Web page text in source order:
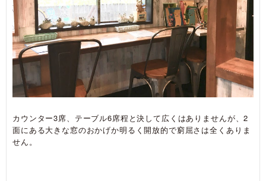
カウンター3席、テーブル6席程と決して広くはありませんが、2
面にある大きな窓のおかげか明るく開放的で窮屈さは全くありま
せん。